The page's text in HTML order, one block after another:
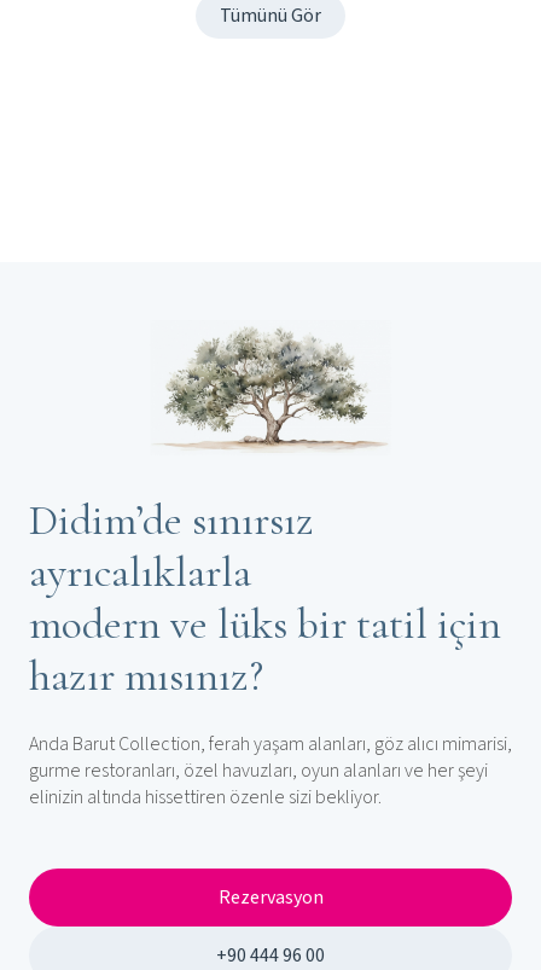
Tümünü Gör
Didim’de sınırsız
ayrıcalıklarla
modern ve lüks bir tatil için
hazır mısınız?
Anda Barut Collection, ferah yaşam alanları, göz alıcı mimarisi,
gurme restoranları, özel havuzları, oyun alanları ve her şeyi
elinizin altında hissettiren özenle sizi bekliyor.
Rezervasyon
+90 444 96 00